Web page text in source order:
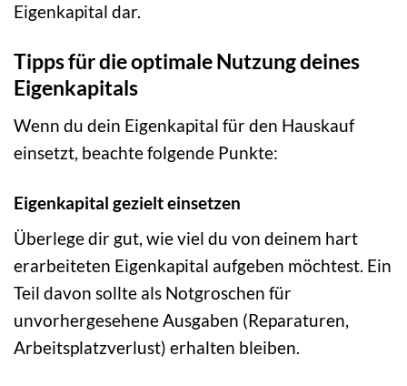
Eigenkapital dar.
Tipps für die optimale Nutzung deines
Eigenkapitals
Wenn du dein Eigenkapital für den Hauskauf
einsetzt, beachte folgende Punkte:
Eigenkapital gezielt einsetzen
Überlege dir gut, wie viel du von deinem hart
erarbeiteten Eigenkapital aufgeben möchtest. Ein
Teil davon sollte als Notgroschen für
unvorhergesehene Ausgaben (Reparaturen,
Arbeitsplatzverlust) erhalten bleiben.